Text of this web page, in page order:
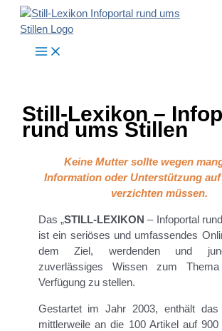
Zum
Inhalt
Still-Lexikon –
rund ums Stillen
Keine Mutter sollte wegen
Information oder Unterstützung
verzichten müssen.
Das „STILL-LEXIKON – Infoportal
ist ein seriöses und umfassendes
dem Ziel, werdenden und
zuverlässiges Wissen zum
Verfügung zu stellen.
Gestartet im Jahr 2003, enthält das
mittlerweile an die 100 Artikel auf